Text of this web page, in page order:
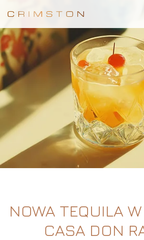
NOWA TEQUILA
CASA DON